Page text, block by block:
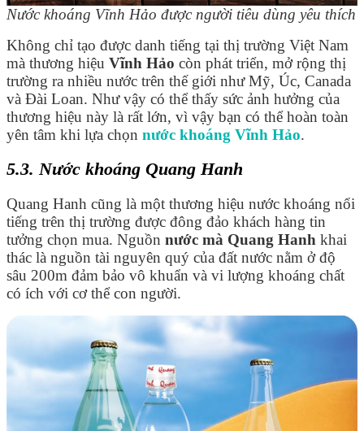
Nước khoáng Vĩnh Hảo được người tiêu dùng yêu thích
Không chỉ tạo được danh tiếng tại thị trường Việt Nam
mà thương hiệu Vĩnh Hảo còn phát triển, mở rộng thị
trường ra nhiều nước trên thế giới như Mỹ, Úc, Canada
và Đài Loan. Như vậy có thể thấy sức ảnh hưởng của
thương hiệu này là rất lớn, vì vậy bạn có thể hoàn toàn
yên tâm khi lựa chọn nước khoáng Vĩnh Hảo.
5.3. Nước khoáng Quang Hanh
Quang Hanh cũng là một thương hiệu nước khoáng nổi
tiếng trên thị trường được đông đảo khách hàng tin
tưởng chọn mua. Nguồn nước mà Quang Hanh khai
thác là nguồn tài nguyên quý của đất nước nằm ở độ
sâu 200m đảm bảo vô khuẩn và vi lượng khoáng chất
có ích với cơ thể con người.